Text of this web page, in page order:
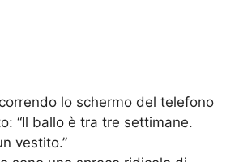
lo schermo del telefono
“Il ballo è tra tre settimane.
vestito.”